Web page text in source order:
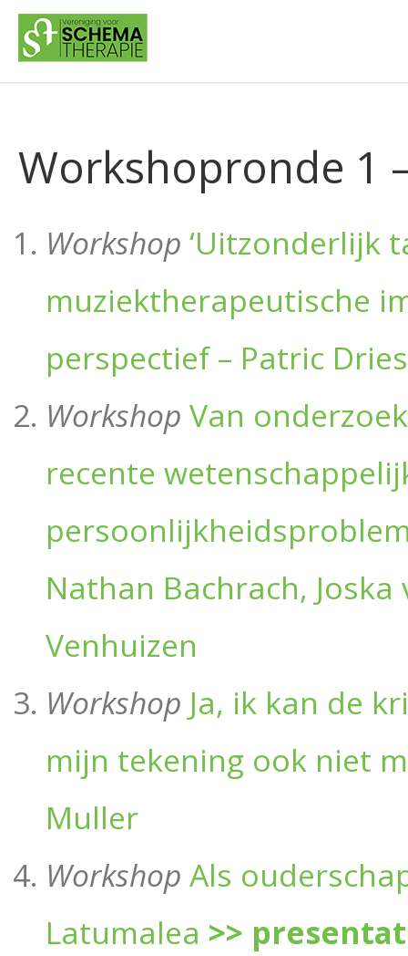
Workshopronde 1
Workshop ‘Uitzonderlijk
muziektherapeutische
perspectief – Patric
Workshop Van
recente
Nathan Bachrach,
Venhuizen
Workshop Ja, ik kan de
mijn tekening ook niet
Muller
Workshop Als
Latumalea >>